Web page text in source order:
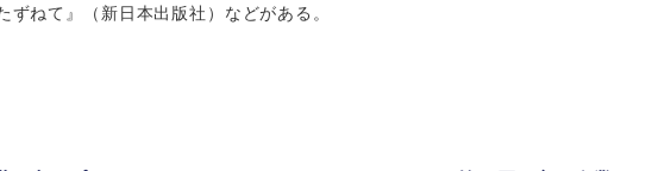
ねて』（新日本出版社）などがある。